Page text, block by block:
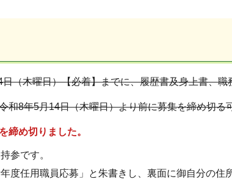
（木曜日）【必着】までに、履歴書及身上書、
和8年5月14日（木曜日）より前に募集を締め切る
締め切りました。
参です。
度任用職員応募」と朱書きし、裏面に御自分の住